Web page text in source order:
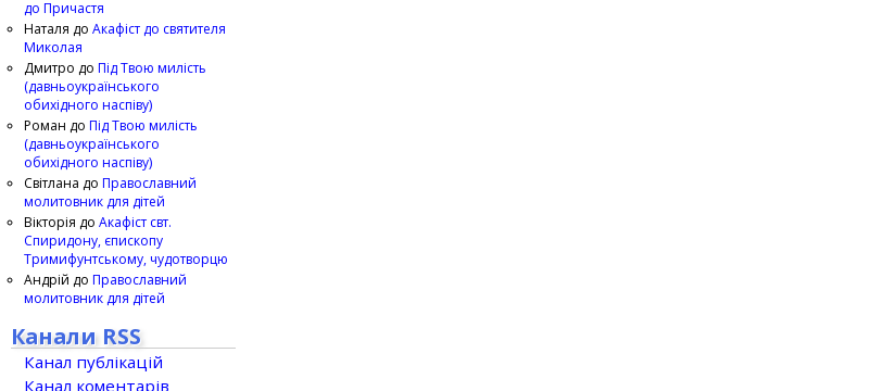
до Причастя
Наталя до Акафіст до святителя
Миколая
Дмитро до Під Твою милість
(давньоукраїнського
обихідного наспіву)
Роман до Під Твою милість
(давньоукраїнського
обихідного наспіву)
Світлана до Православний
молитовник для дітей
Вікторія до Акафіст свт.
Спиридону, єпископу
Тримифунтському, чудотворцю
Андрій до Православний
молитовник для дітей
Канали RSS
Канал публікацій
Канал коментарів